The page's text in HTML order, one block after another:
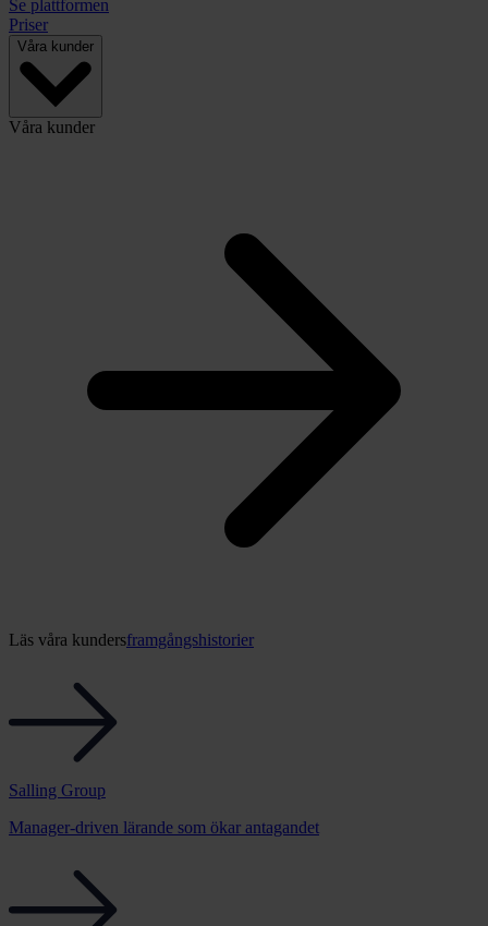
Se plattformen
Priser
Våra kunder
Våra kunder
Läs våra kundersframgångshistorier
Salling Group
Manager-driven lärande som ökar antagandet